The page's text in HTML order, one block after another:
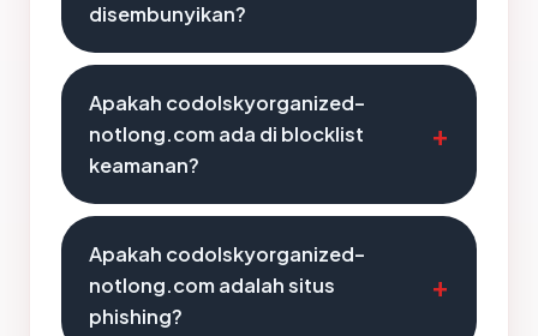
disembunyikan?
Apakah codolskyorganized-
notlong.com ada di blocklist
keamanan?
Apakah codolskyorganized-
notlong.com adalah situs
phishing?